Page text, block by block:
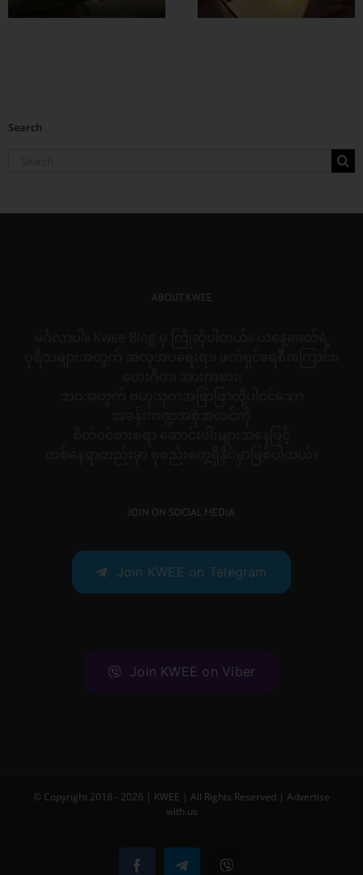
Search
ABOUT KWEE
JOIN ON SOCIAL MEDIA
Join KWEE on Telegram
Join KWEE on Viber
© Copyright 2018 - 2026 | KWEE | All Rights Reserved | Advertise
with us
FacebookTelegramViber